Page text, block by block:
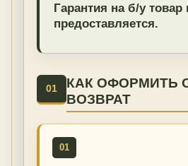
Гарантия на б/у товар
предоставляется.
01
КАК ОФОРМИТЬ
ВОЗВРАТ
01